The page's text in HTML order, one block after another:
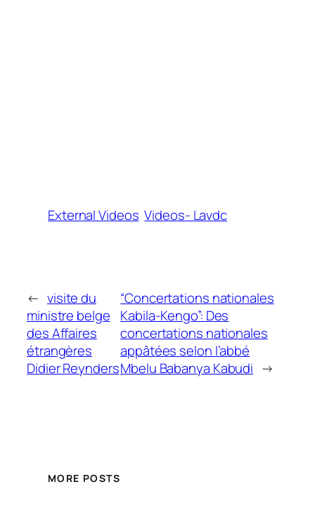
External Videos Videos- Lavdc
← visite du
ministre belge
des Affaires
étrangères
Didier Reynders
“Concertations nationales
Kabila-Kengo”: Des
concertations nationales
appâtées selon l’abbé
Mbelu Babanya Kabudi →
MORE POSTS